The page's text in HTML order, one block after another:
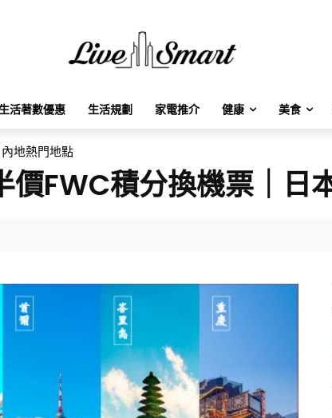
活著數優惠 生活規劃 家電推介 健康 美食
地熱門地點
FWC積分換機票｜日